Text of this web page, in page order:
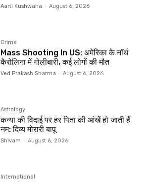
Aarti Kushwaha - August 6, 2026
Crime
Mass Shooting In US: अमेरिका के नॉर्थ
कैरोलिना में गोलीबारी, कई लोगों की मौत
Ved Prakash Sharma - August 6, 2026
Astrology
कन्या की विदाई पर हर पिता की आंखें हो जाती हैं
नम: दिव्य मोरारी बापू
Shivam - August 6, 2026
International